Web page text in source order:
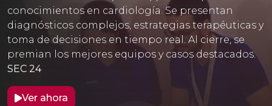
conocimientos en cardiología. Se presentan
diagnósticos complejos, estrategias terapéuticas y
toma de decisiones en tiempo real. Al cierre, se
premian los mejores equipos y casos destacados.
SEC 24
Ver ahora